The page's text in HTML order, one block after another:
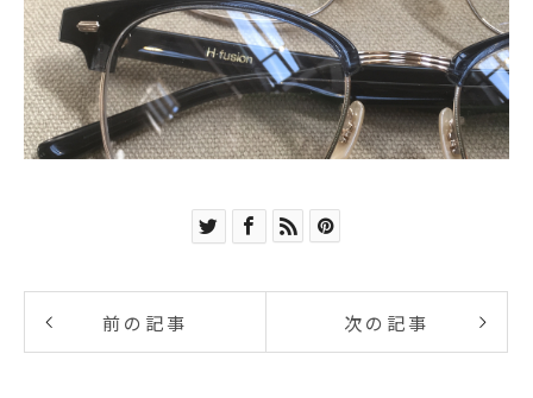
前の記事 次の記事